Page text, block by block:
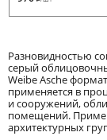
Разновидностью
серый
Weibe Asche
применяется в
и сооружений,
помещений.
архитектурных